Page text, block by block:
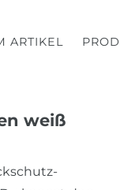
ARTIKEL
weiß